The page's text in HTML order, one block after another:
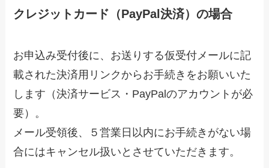
クレジットカード（PayPal決済）の場合
お申込み受付後に、お送りする仮受付メールに記
載された決済用リンクからお手続きをお願いいた
します（決済サービス・PayPalのアカウントが必
要）。
メール受領後、５営業日以内にお手続きがない場
合にはキャンセル扱いとさせていただきます。